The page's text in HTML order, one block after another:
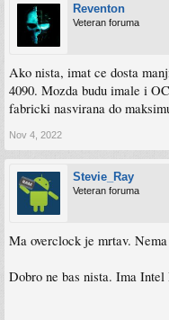
Reventon
Veteran foruma
Ako nista, imat ce dosta
4090. Mozda budu imale i
fabricki nasvirana do
Nov 4, 2022
Stevie_Ray
Veteran foruma
Ma overclock je mrtav.
Dobro ne bas nista. Ima